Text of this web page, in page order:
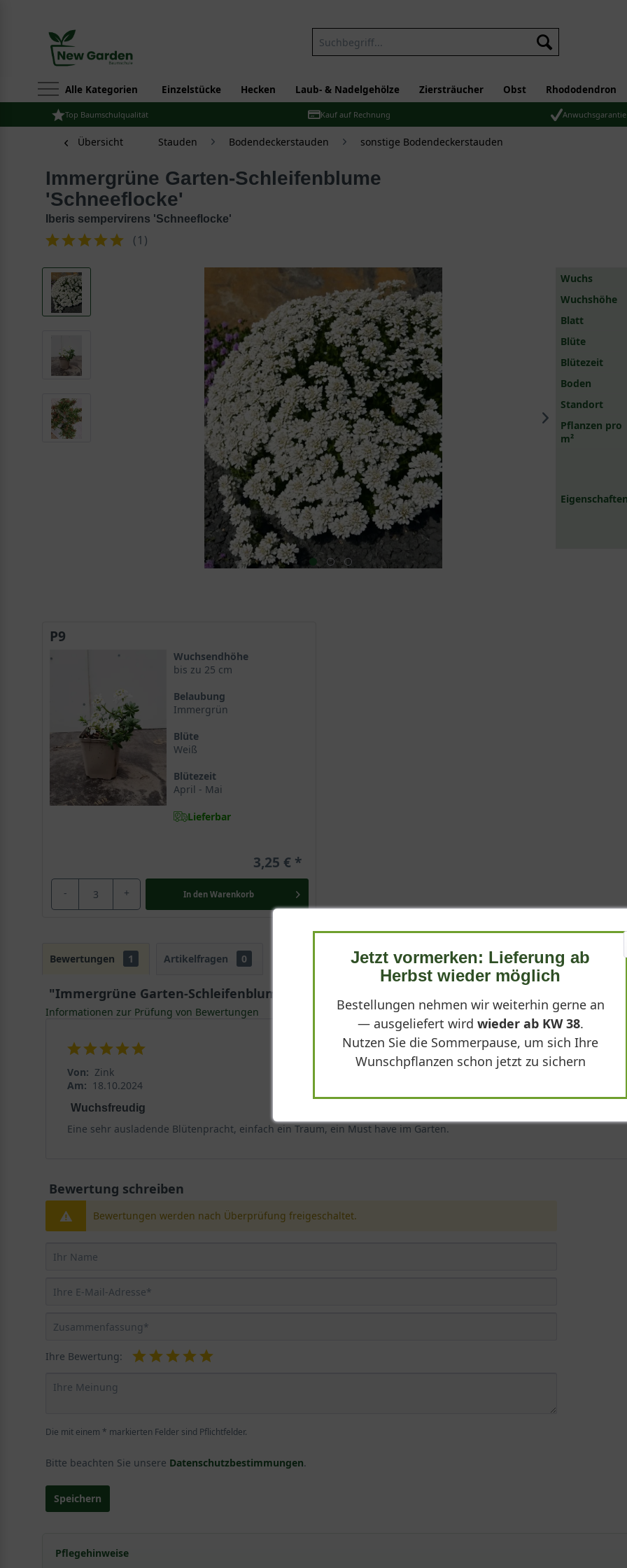
Alle Kategorien Einzelstücke Hecken Laub- & Nadelgehölze Ziersträucher Obst Rhododendron
Top Baumschulqualität Kauf auf Rechnung Anwuchsgarantie
Übersicht Stauden Bodendeckerstauden sonstige Bodendeckerstauden
Immergrüne Garten-Schleifenblume
'Schneeflocke'
Iberis sempervirens 'Schneeflocke'
(1 )
Wuchs
Wuchshöhe
Blatt
Blüte
Blütezeit
Boden
Standort
Pflanzen pro
m²
P9
Wuchsendhöhe
bis zu 25 cm
Belaubung
Immergrün
Blüte
Weiß
Blütezeit
April - Mai
Lieferbar
3,25 €
- + In den Warenkorb
Bewertungen 1 Artikelfragen 0
"Immergrüne Garten-Schleifenblume 'Schneeflocke' - Iberis sempervirens 'Schneeflocke'"
Informationen zur Prüfung von Bewertungen
Von: Zink
Am: 18.10.2024
Wuchsfreudig
Eine sehr ausladende Blütenpracht, einfach ein Traum, ein Must have im Garten.
Bewertung schreiben
Bewertungen werden nach Überprüfung freigeschaltet.
Ihre Bewertung:
Die mit einem * markierten Felder sind Pflichtfelder.
Bitte beachten Sie unsere Datenschutzbestimmungen.
Speichern
Pflegehinweise
Jetzt vormerken: Lieferung ab
Herbst wieder möglich
Bestellungen nehmen wir weiterhin gerne an
— ausgeliefert wird wieder ab KW 38.
Nutzen Sie die Sommerpause, um sich Ihre
Wunschpflanzen schon jetzt zu sichern